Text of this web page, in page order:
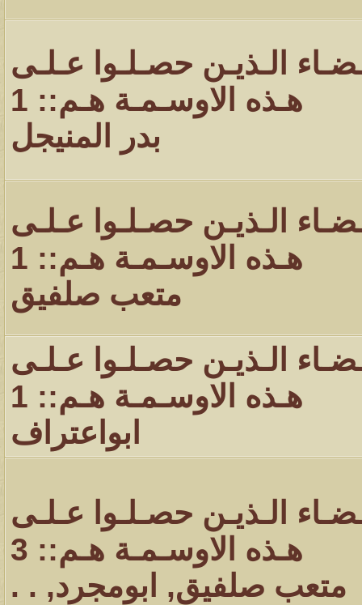
الـذيـن حصـلـوا عـلـى
هـذه الاوسـمـة هـم:: 1
بدر المنيجل
الـذيـن حصـلـوا عـلـى
هـذه الاوسـمـة هـم:: 1
متعب صلفيق
الـذيـن حصـلـوا عـلـى
هـذه الاوسـمـة هـم:: 1
ابواعتراف
الـذيـن حصـلـوا عـلـى
هـذه الاوسـمـة هـم:: 3
متعب صلفيق, ابومجرد,
. .